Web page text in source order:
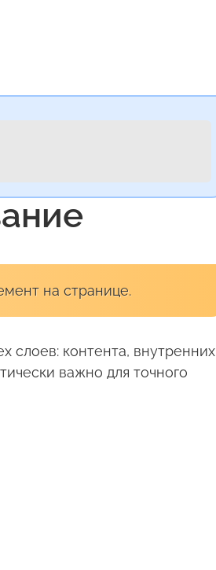
на странице.
слоев: контента, внутренних
важно для точного